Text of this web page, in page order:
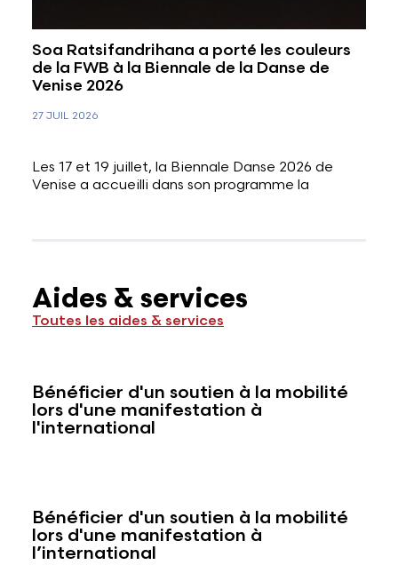
Soa Ratsifandrihana a porté les couleurs
de la FWB à la Biennale de la Danse de
Venise 2026
27 JUIL 2026
Les 17 et 19 juillet, la Biennale Danse 2026 de
Venise a accueilli dans son programme la
Aides & services
Toutes les aides & services
Bénéficier d'un soutien à la mobilité
lors d'une manifestation à
l'international
Bénéficier d'un soutien à la mobilité
lors d'une manifestation à
l’international